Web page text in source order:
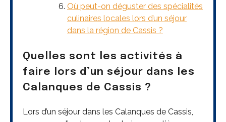
Où peut-on déguster des spécialités
culinaires locales lors d’un séjour
dans la région de Cassis ?
Quelles sont les activités à
faire lors d’un séjour dans les
Calanques de Cassis ?
Lors d’un séjour dans les Calanques de Cassis,